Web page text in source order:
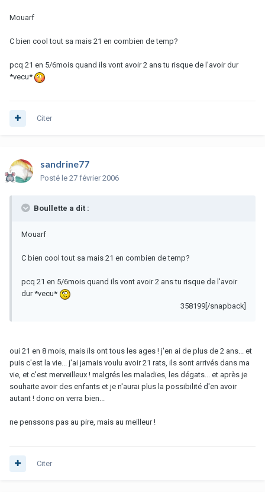
Mouarf
C bien cool tout sa mais 21 en combien de temp?
pcq 21 en 5/6mois quand ils vont avoir 2 ans tu risque de l'avoir dur
*vecu*
Citer
sandrine77
Posté le 27 février 2006
Boullette a dit :
Mouarf
C bien cool tout sa mais 21 en combien de temp?
pcq 21 en 5/6mois quand ils vont avoir 2 ans tu risque de l'avoir
dur *vecu*
358199[/snapback]
oui 21 en 8 mois, mais ils ont tous les ages ! j'en ai de plus de 2 ans... et
puis c'est la vie... j'ai jamais voulu avoir 21 rats, ils sont arrivés dans ma
vie, et c'est merveilleux ! malgrés les maladies, les dégats... et après je
souhaite avoir des enfants et je n'aurai plus la possibilité d'en avoir
autant ! donc on verra bien...
ne penssons pas au pire, mais au meilleur !
Citer